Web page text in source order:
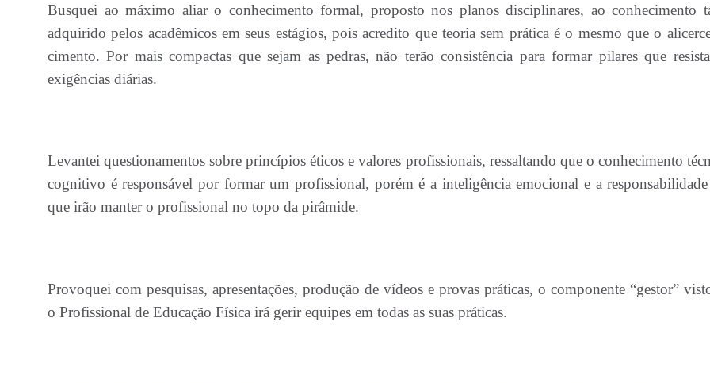
Busquei ao máximo aliar o conhecimento formal, proposto nos planos disciplinares, ao conhecimento
adquirido pelos acadêmicos em seus estágios, pois acredito que teoria sem prática é o mesmo que o
cimento. Por mais compactas que sejam as pedras, não terão consistência para formar pilares que
exigências diárias.
Levantei questionamentos sobre princípios éticos e valores profissionais, ressaltando que o conhecimento
cognitivo é responsável por formar um profissional, porém é a inteligência emocional e a responsabilidade
que irão manter o profissional no topo da pirâmide.
Provoquei com pesquisas, apresentações, produção de vídeos e provas práticas, o componente “gestor”
o Profissional de Educação Física irá gerir equipes em todas as suas práticas.